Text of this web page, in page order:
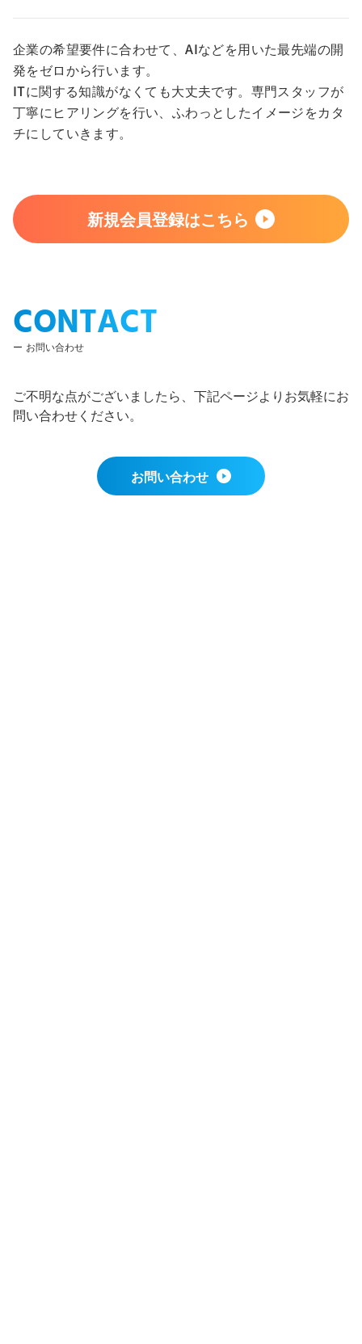
企業の希望要件に合わせて、AIなどを用いた最先端の開
発をゼロから行います。
ITに関する知識がなくても大丈夫です。専門スタッフが
丁寧にヒアリングを行い、ふわっとしたイメージをカタ
チにしていきます。
新規会員登録はこちら
CONTACT
お問い合わせ
ご不明な点がございましたら、下記ページよりお気軽にお
問い合わせください。
お問い合わせ